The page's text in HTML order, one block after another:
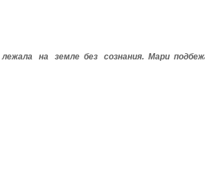
на земле без сознания. Мари